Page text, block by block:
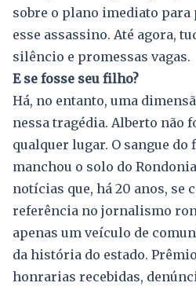
sobre o plano imediato para
esse assassino. Até agora,
silêncio e promessas vagas.
E se fosse seu filho?
Há, no entanto, uma
nessa tragédia. Alberto não
qualquer lugar. O sangue
manchou o solo do
notícias que, há 20 anos, se
referência no jornalismo
apenas um veículo de
da história do estado.
honrarias recebidas,